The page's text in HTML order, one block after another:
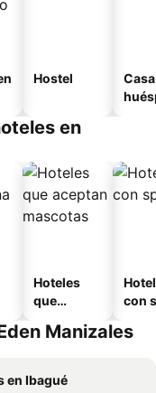
Hostel
en
Hoteles
que
mascotas
con
Manizales
en Ibagué